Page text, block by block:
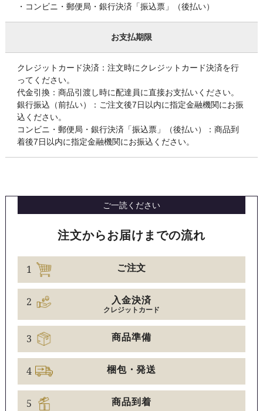
・コンビニ・郵便局・銀行決済「振込票」（後払い）
お支払期限
クレジットカード決済：注文時にクレジットカード決済を行
ってください。
代金引換：商品引渡し時に配達員に直接お支払いください。
銀行振込（前払い）：ご注文後7日以内に指定金融機関にお振
込ください。
コンビニ・郵便局・銀行決済「振込票」（後払い）：商品到
着後7日以内に指定金融機関にお振込ください。
ご一読ください
注文からお届けまでの流れ
1 ご注文
2 入金決済
クレジットカード
3 商品準備
4 梱包・発送
5 商品到着